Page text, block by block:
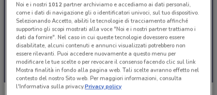
Noi e i nostri 1012partner archiviamo e accediamo ai dati personali,
come i dati di navigazione gli o identificatori univoci, sul tuo dispositivo.
Selezionando Accetto, abiliti le tecnologie di tracciamento affinché
supportino gli scopi mostrati alla voce "Noi e i nostri partner trattiamo i
dati da fornire". Nel caso in cui queste tecnologie dovessero essere
disabilitate, alcuni contenuti e annunci visualizzati potrebbero non
essere rilevanti. Puoi accedere nuovamente a questo menu per
modificare le tue scelte o per revocare il consenso facendo clic sul link
Mostra finalità in fondo alla pagina web. Tali scelte avranno effetto nel
contesto del nostro Sito web. Per maggiori informazioni, consulta
l'Informativa sulla privacy.Privacy policy